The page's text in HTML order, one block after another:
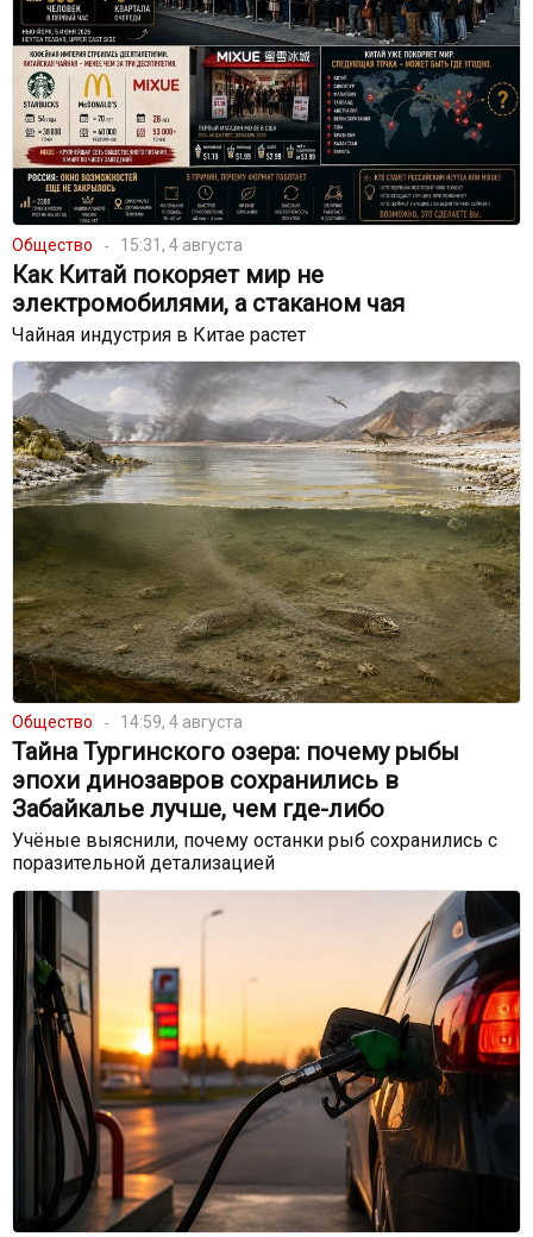
Общество 15:31, 4 августа
Как Китай покоряет мир не
электромобилями, а стаканом чая
Чайная индустрия в Китае растет
Общество 14:59, 4 августа
Тайна Тургинского озера: почему рыбы
эпохи динозавров сохранились в
Забайкалье лучше, чем где-либо
Учёные выяснили, почему останки рыб сохранились с
поразительной детализацией